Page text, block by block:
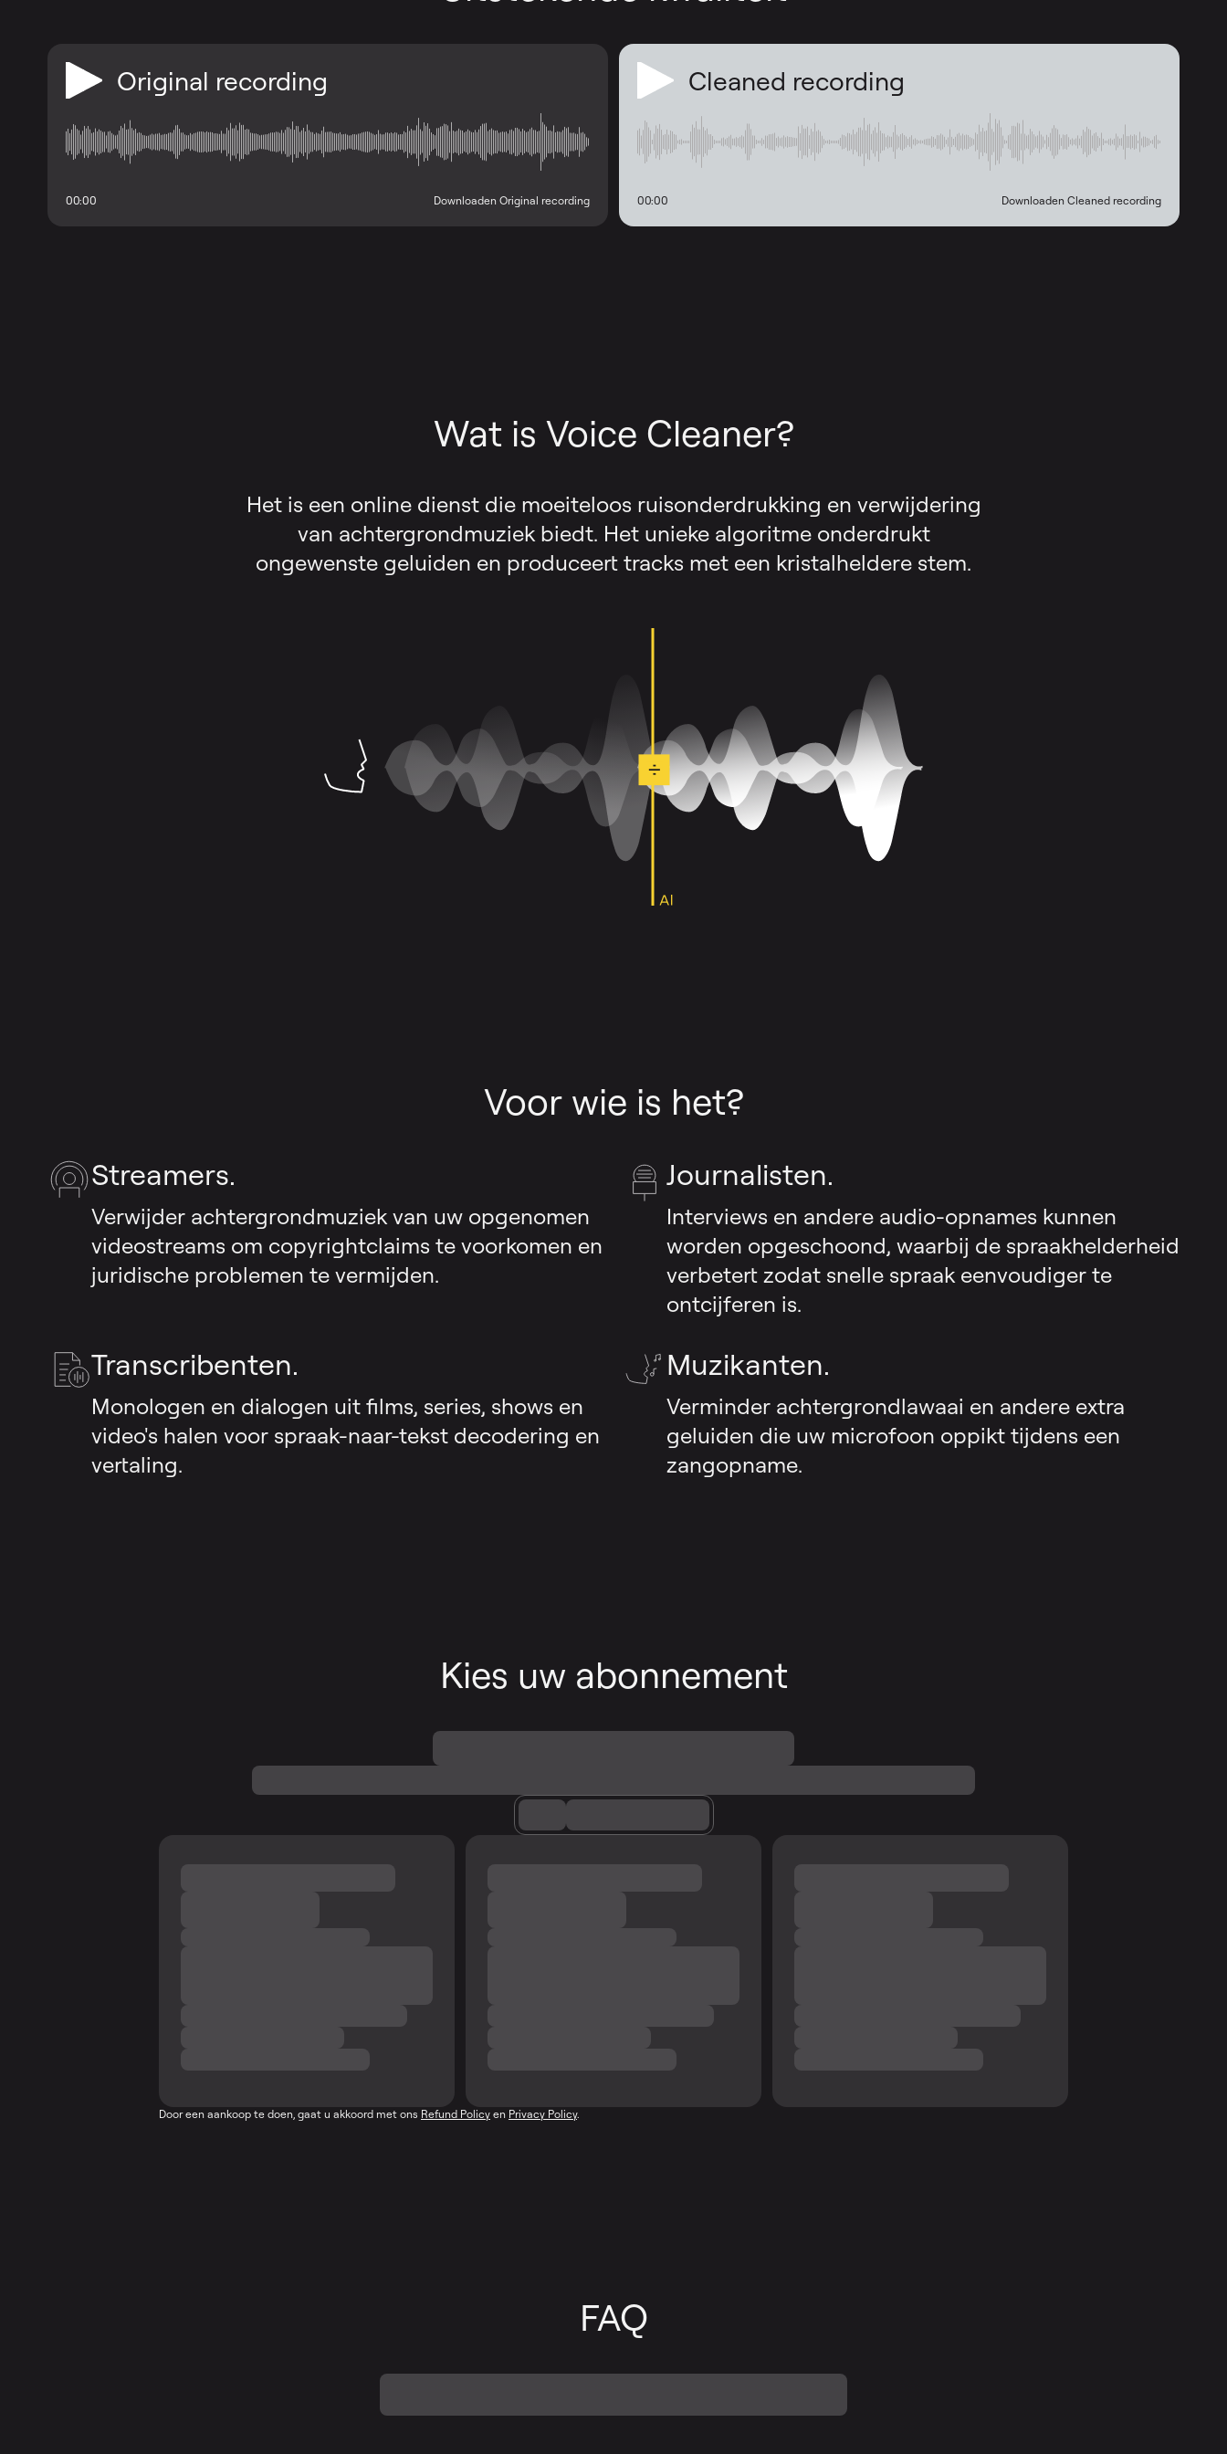
Original recording
00:00 Downloaden Original recording
Cleaned recording
00:00 Downloaden Cleaned recording
Wat is Voice Cleaner?
Het is een online dienst die moeiteloos ruisonderdrukking en verwijdering
van achtergrondmuziek biedt. Het unieke algoritme onderdrukt
ongewenste geluiden en produceert tracks met een kristalheldere stem.
Voor wie is het?
Streamers.
Verwijder achtergrondmuziek van uw opgenomen
videostreams om copyrightclaims te voorkomen en
juridische problemen te vermijden.
Journalisten.
Interviews en andere audio-opnames kunnen
worden opgeschoond, waarbij de spraakhelderheid
verbetert zodat snelle spraak eenvoudiger te
ontcijferen is.
Transcribenten.
Monologen en dialogen uit films, series, shows en
video's halen voor spraak-naar-tekst decodering en
vertaling.
Muzikanten.
Verminder achtergrondlawaai en andere extra
geluiden die uw microfoon oppikt tijdens een
zangopname.
Kies uw abonnement
Door een aankoop te doen, gaat u akkoord met ons Refund Policy en Privacy Policy.
FAQ